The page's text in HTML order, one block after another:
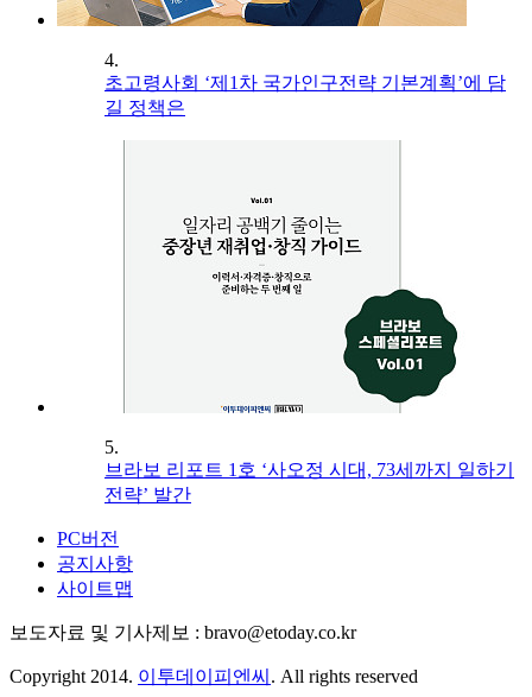
4.
초고령사회 ‘제1차 국가인구전략 기본계획’에 담
길 정책은
5.
브라보 리포트 1호 ‘사오정 시대, 73세까지 일하기
전략’ 발간
PC버전
공지사항
사이트맵
보도자료 및 기사제보 : bravo@etoday.co.kr
Copyright 2014. 이투데이피엔씨 . All rights reserved